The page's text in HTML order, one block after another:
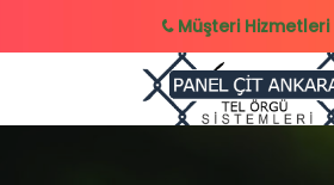
Müşteri Hizmetleri